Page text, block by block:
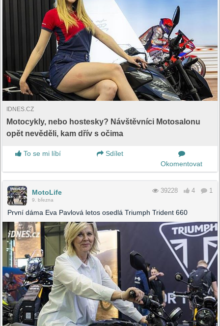
IDNES.CZ
Motocykly, nebo hostesky? Návštěvníci Motosalonu
opět nevěděli, kam dřív s očima
To se mi líbí
Sdílet
Okomentovat
MotoLife
9. března
39228 4 1
První dáma Eva Pavlová letos osedlá Triumph Trident 660